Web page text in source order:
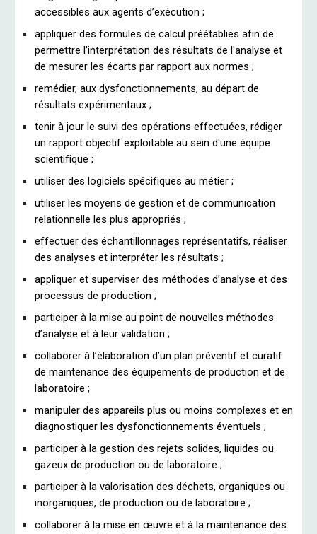
accessibles aux agents d’exécution ;
appliquer des formules de calcul préétablies afin de
permettre l'interprétation des résultats de l'analyse et
de mesurer les écarts par rapport aux normes ;
remédier, aux dysfonctionnements, au départ de
résultats expérimentaux ;
tenir à jour le suivi des opérations effectuées, rédiger
un rapport objectif exploitable au sein d'une équipe
scientifique ;
utiliser des logiciels spécifiques au métier ;
utiliser les moyens de gestion et de communication
relationnelle les plus appropriés ;
effectuer des échantillonnages représentatifs, réaliser
des analyses et interpréter les résultats ;
appliquer et superviser des méthodes d’analyse et des
processus de production ;
participer à la mise au point de nouvelles méthodes
d’analyse et à leur validation ;
collaborer à l’élaboration d’un plan préventif et curatif
de maintenance des équipements de production et de
laboratoire ;
manipuler des appareils plus ou moins complexes et en
diagnostiquer les dysfonctionnements éventuels ;
participer à la gestion des rejets solides, liquides ou
gazeux de production ou de laboratoire ;
participer à la valorisation des déchets, organiques ou
inorganiques, de production ou de laboratoire ;
collaborer à la mise en œuvre et à la maintenance des